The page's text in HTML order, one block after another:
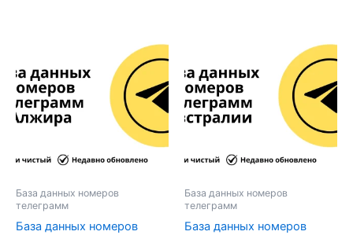
База данных номеров
телеграмм
База данных номеров
База данных номеров
телеграмм
База данных номеров